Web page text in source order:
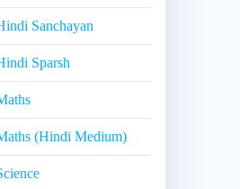
Sanchayan
Sparsh
(Hindi Medium)